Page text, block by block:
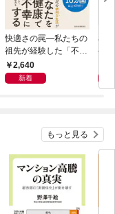
快適さの罠―私たちの
祖先が経験した「不快
さ」が人生を充実させ
る
2,640
新着
石
―大
２
もっと見る